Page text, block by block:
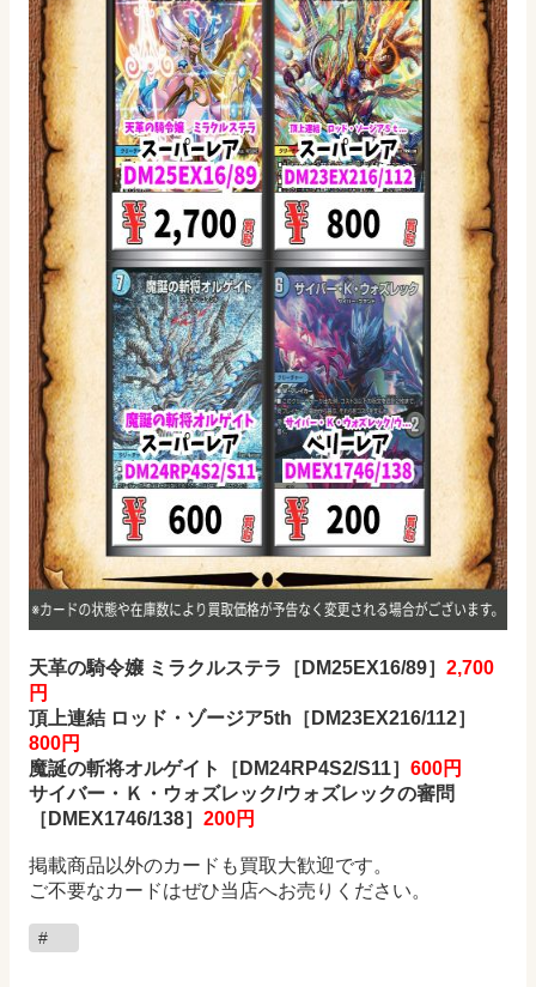
天革の騎令嬢 ミラクルステラ ［DM25EX16/89］ 2,700
円
頂上連結 ロッド・ゾージア5th ［DM23EX216/112］
800円
魔誕の斬将オルゲイト
［DM24RP4S2/S11］ 600円
サイバー・Ｋ・ウォズレック/ウォズレックの審問
［DMEX1746/138］ 200円
掲載商品以外のカードも買取大歓迎です。
ご不要なカードはぜひ当店へお売りください。